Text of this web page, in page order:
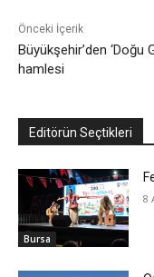
Önceki İçerik
Büyükşehir’den ‘Doğu
hamlesi
Editörün Seçtikleri
Bursa
8